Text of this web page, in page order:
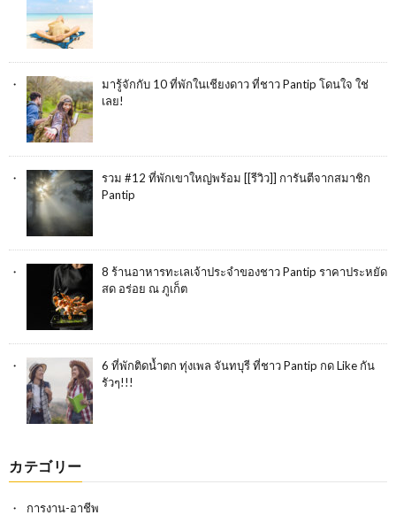
มารู้จักกับ 10 ที่พักในเชียงดาว ที่ชาว Pantip โดนใจ ใช่
เลย!
รวม #12 ที่พักเขาใหญ่พร้อม [[รีวิว]] การันตีจากสมาชิก
Pantip
8 ร้านอาหารทะเลเจ้าประจำของชาว Pantip ราคาประหยัด
สด อร่อย ณ ภูเก็ต
6 ที่พักติดน้ำตก ทุ่งเพล จันทบุรี ที่ชาว Pantip กด Like กัน
รัวๆ!!!
カテゴリー
การงาน-อาชีพ